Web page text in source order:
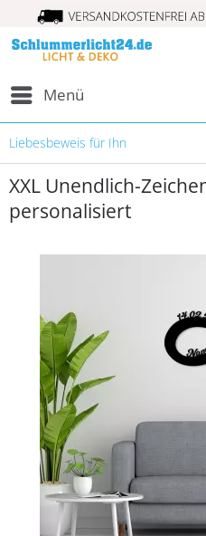
Menü
Liebesbeweis für Ihn
XXL Unendlich-
personalisiert